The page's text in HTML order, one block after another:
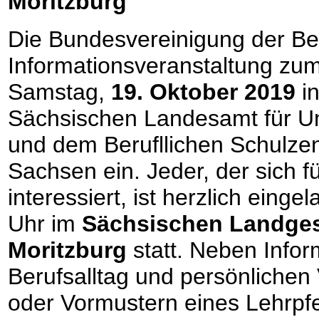
Die Bundesvereinigung der
Informationsveranstaltung
Samstag, 19. Oktober 2019
Sächsischen Landesamt für
und dem Berufllichen
Sachsen ein. Jeder, der sich
interessiert, ist herzlich
Uhr im Sächsischen
Moritzburg statt. Neben
Berufsalltag und
oder Vormustern eines